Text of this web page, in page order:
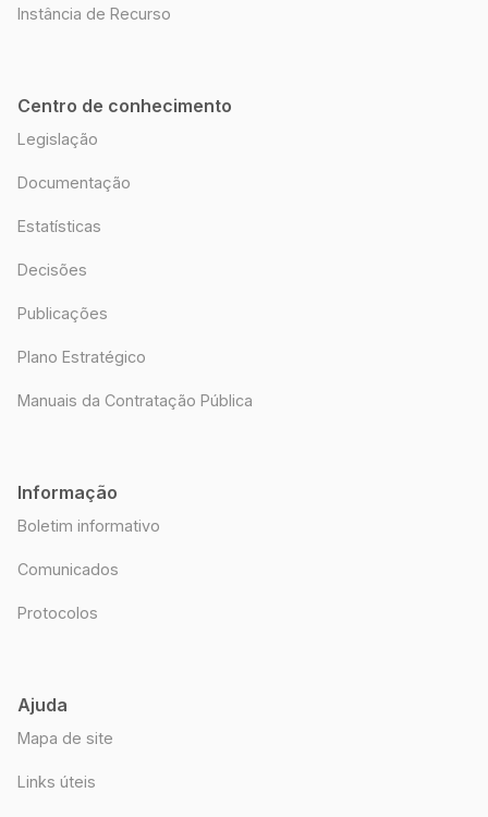
Instância de Recurso
Centro de conhecimento
Legislação
Documentação
Estatísticas
Decisões
Publicações
Plano Estratégico
Manuais da Contratação Pública
Informação
Boletim informativo
Comunicados
Protocolos
Ajuda
Mapa de site
Links úteis